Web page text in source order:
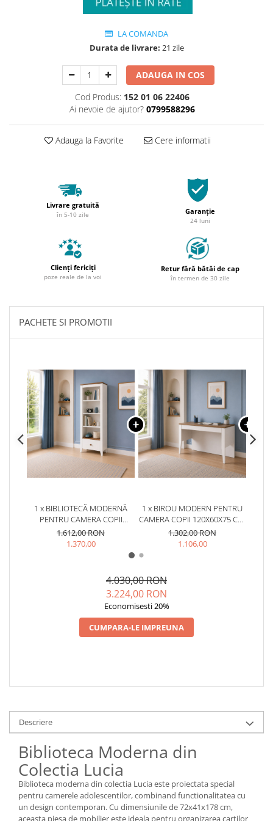
LA COMANDA
Durata de livrare: 21 zile
ADAUGA IN COS
Cod Produs: 152 01 06 22406
Ai nevoie de ajutor? 0799588296
Adauga la Favorite Cere informatii
Livrare gratuită
în 5-10 zile Garanție
24 luni
Clienți fericiți
poze reale de la voi
Retur fără bătăi de cap
în termen de 30 zile
PACHETE SI PROMOTII
1 x BIBLIOTECĂ MODERNĂ
PENTRU CAMERA COPII
72X41X178 CM, COLECȚIA
LUCIA
1.612,00 RON
1.370,00
1 x BIROU MODERN PENTRU
CAMERA COPII 120X60X75 CM,
COLECȚIA LUCIA
1.302,00 RON
1.106,00
4.030,00 RON
3.224,00 RON
Economisesti 20%
CUMPARA-LE IMPREUNA
Descriere
Biblioteca Moderna din
Colectia Lucia
Biblioteca moderna din colectia Lucia este proiectata special
pentru camerele adolescentilor, combinand functionalitatea cu
un design contemporan. Cu dimensiunile de 72x41x178 cm,
aceasta piesa de mobilier este ideala pentru organizarea cartilor